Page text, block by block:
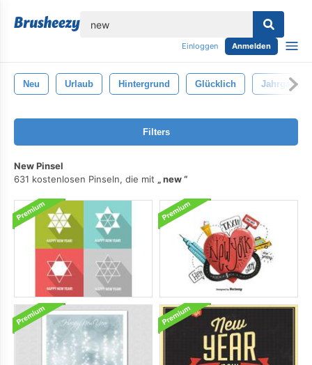
Einloggen Anmelden
Neu Urlaub Hintergrund Glücklich Jahrgang
Filters
New Pinsel
631 kostenlosen Pinseln, die mit
new